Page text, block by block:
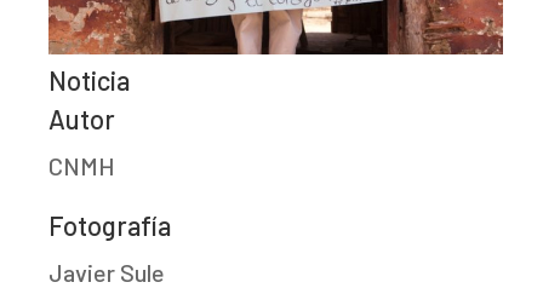
Noticia
Autor
CNMH
Fotografía
Javier Sule